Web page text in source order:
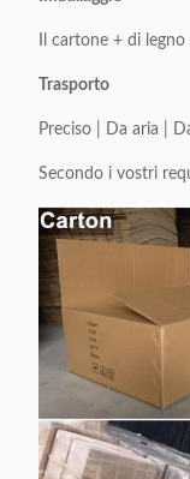
Il cartone + di
Trasporto
Preciso | Da aria |
Secondo i vostri